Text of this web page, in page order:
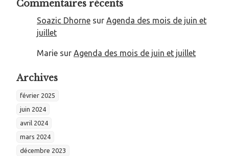
Commentaires récents
Soazic Dhorne sur Agenda des mois de juin et
juillet
Marie sur Agenda des mois de juin et juillet
Archives
février 2025
juin 2024
avril 2024
mars 2024
décembre 2023